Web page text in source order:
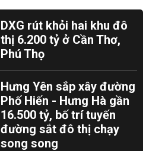
DXG rút khỏi hai khu đô
thị 6.200 tỷ ở Cần Thơ,
Phú Thọ
Hưng Yên sắp xây đường
Phố Hiến - Hưng Hà gần
16.500 tỷ, bố trí tuyến
đường sắt đô thị chạy
song song